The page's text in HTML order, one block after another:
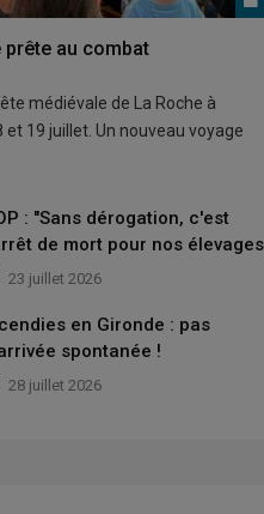
prête au combat
médiévale de La Roche à
et 19 juillet. Un nouveau voyage
: "Sans dérogation, c'est
de mort pour nos
23 juillet 2026
en Gironde : pas
spontanée !
28 juillet 2026